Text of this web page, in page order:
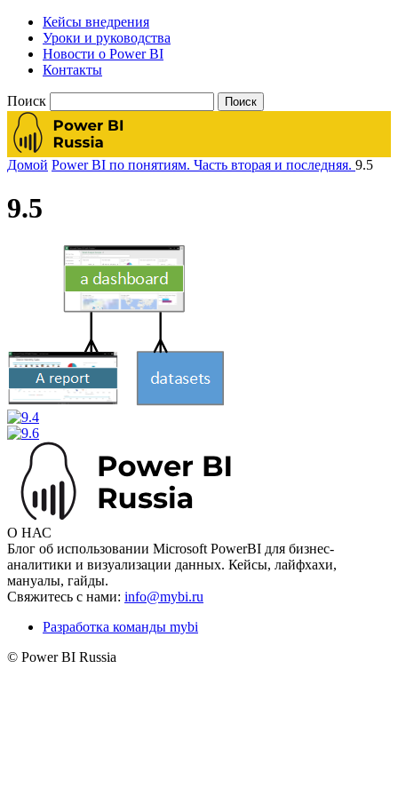
Кейсы внедрения
Уроки и руководства
Новости о Power BI
Контакты
Поиск
Домой Power BI по понятиям. Часть вторая и последняя. 9.5
9.5
О НАС
Блог об использовании Microsoft PowerBI для бизнес-
аналитики и визуализации данных. Кейсы, лайфхахи,
мануалы, гайды.
Свяжитесь с нами: info@mybi.ru
Разработка команды mybi
© Power BI Russia